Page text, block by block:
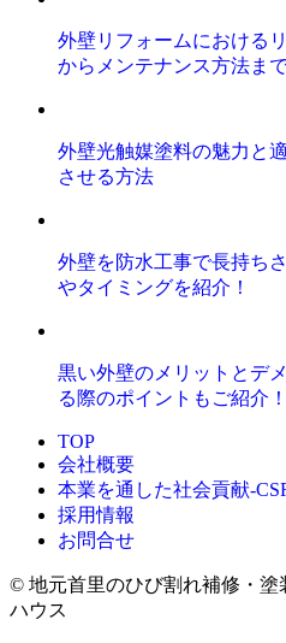
外壁リフォームにおける
からメンテナンス方法ま
外壁光触媒塗料の魅力と
させる方法
外壁を防水工事で長持ち
やタイミングを紹介！
黒い外壁のメリットとデ
る際のポイントもご紹介！
TOP
会社概要
本業を通した社会貢献-
採用情報
お問合せ
© 地元首里のひび割れ補修・塗
ハウス